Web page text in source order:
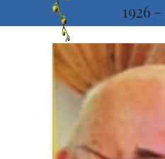
1926 -